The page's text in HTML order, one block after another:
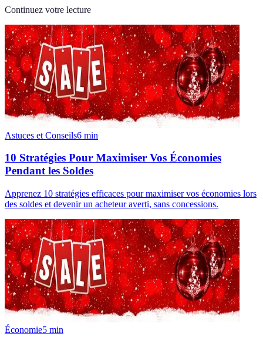
Continuez votre lecture
Astuces et Conseils6 min
10 Stratégies Pour Maximiser Vos Économies
Pendant les Soldes
Apprenez 10 stratégies efficaces pour maximiser vos économies lors
des soldes et devenir un acheteur averti, sans concessions.
Économie5 min